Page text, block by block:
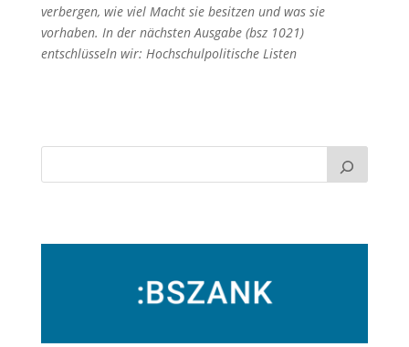
verbergen, wie viel Macht sie besitzen und was sie
vorhaben. In der nächsten Ausgabe (bsz 1021)
entschlüsseln wir: Hochschulpolitische Listen